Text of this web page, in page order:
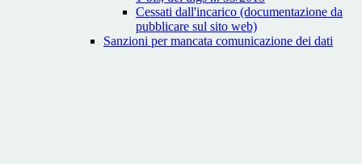
Cessati dall'incarico (documentazione da
pubblicare sul sito web)
Sanzioni per mancata comunicazione dei dati